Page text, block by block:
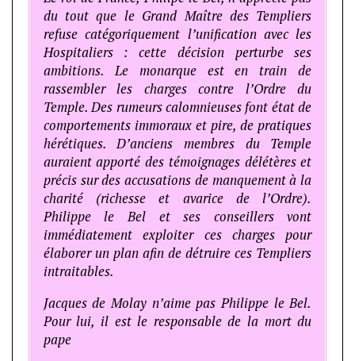
du tout que le Grand Maître des Templiers
refuse catégoriquement l’unification avec les
Hospitaliers : cette décision perturbe ses
ambitions. Le monarque est en train de
rassembler les charges contre l’Ordre du
Temple. Des rumeurs calomnieuses font état de
comportements immoraux et pire, de pratiques
hérétiques. D’anciens membres du Temple
auraient apporté des témoignages délétères et
précis sur des accusations de manquement à la
charité (richesse et avarice de l’Ordre).
Philippe le Bel et ses conseillers vont
immédiatement exploiter ces charges pour
élaborer un plan afin de détruire ces Templiers
intraitables.
Jacques de Molay n’aime pas Philippe le Bel.
Pour lui, il est le responsable de la mort du
pape